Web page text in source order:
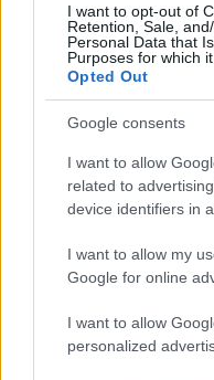
I want to opt-out of
Retention, Sale,
Personal Data that
Purposes for which
Opted Out
Google consents
I want to allow
related to
device identifiers in
I want to allow my
Google for online
I want to allow
personalized
Τρόποι Πληρωμής
Τρόποι Αποστολής
Πολιτική επιστροφών
Όροι Χρήσης
Diora Newsletter
Επώνυμο
ΑρΓΕΜΗ: 144347948000
Diora Fashion Clothes